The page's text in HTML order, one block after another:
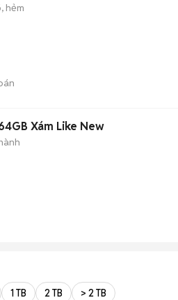
hẻm
Xám Like New
1 TB 2 TB > 2 TB